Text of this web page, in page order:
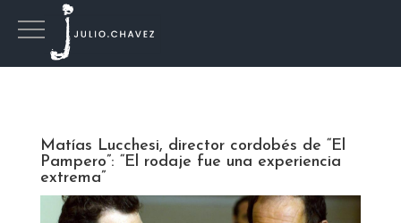
Matías Lucchesi, director cordobés de “El
Pampero”: “El rodaje fue una experiencia
extrema”